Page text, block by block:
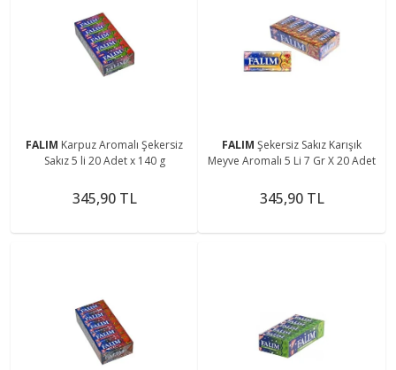
FALIM Karpuz Aromalı Şekersiz
Sakız 5 li 20 Adet x 140 g
345,90 TL
FALIM Şekersiz Sakız Karışık
Meyve Aromalı 5 Li 7 Gr X 20 Adet
345,90 TL